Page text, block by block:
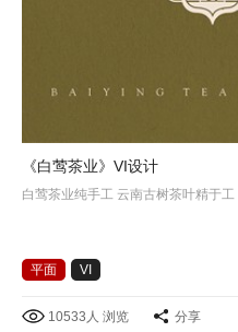
《白莺茶业》VI设计
白莺茶业纯手工 云南古树茶叶精于
平面 VI
10533人 浏览 分享